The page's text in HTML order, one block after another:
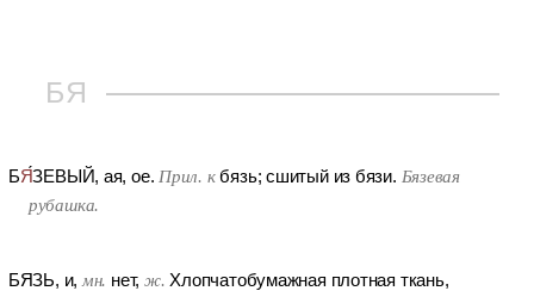
БЯ
БЯЗЕВЫЙ, ая, ое. Прил. кбязь; сшитый из бязи. Бязевая
рубашка.
БЯЗЬ, и, мн. нет, ж. Хлопчатобумажная плотная ткань,